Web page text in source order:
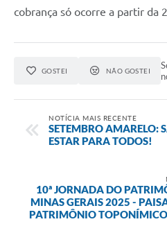
cobrança só ocorre a partir da
GOSTEI NÃO GOSTEI
NOTÍCIA MAIS RECENTE
SETEMBRO AMARELO:
ESTAR PARA TODOS!
10ª JORNADA DO
MINAS GERAIS 2025 -
PATRIMÔNIO